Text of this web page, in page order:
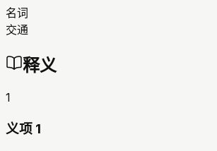
名词
交通
释义
1
义项 1